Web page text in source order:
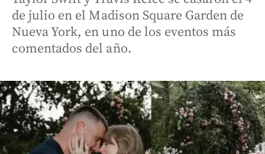
de julio en el Madison Square Garden de
Nueva York, en uno de los eventos más
comentados del año.